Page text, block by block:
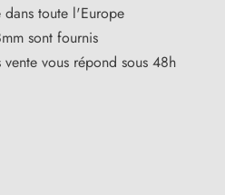
toute l'Europe
sont fournis
vous répond sous 48h